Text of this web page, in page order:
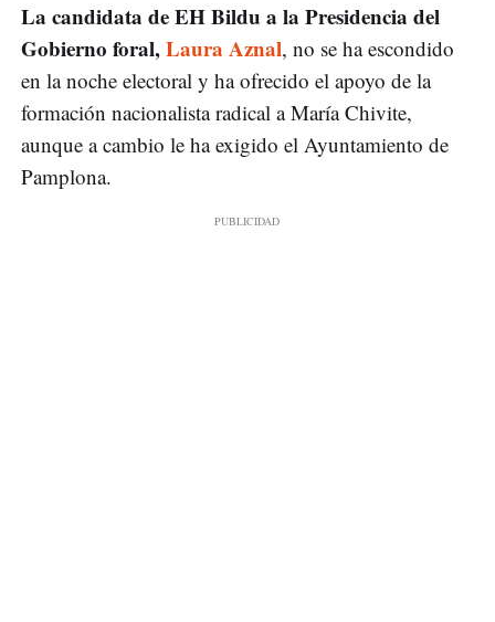
La candidata de EH Bildu a la Presidencia del
Gobierno foral,Laura Aznal, no se ha escondido
en la noche electoral y ha ofrecido el apoyo de la
formación nacionalista radical a María Chivite,
aunque a cambio le ha exigido el Ayuntamiento de
Pamplona.